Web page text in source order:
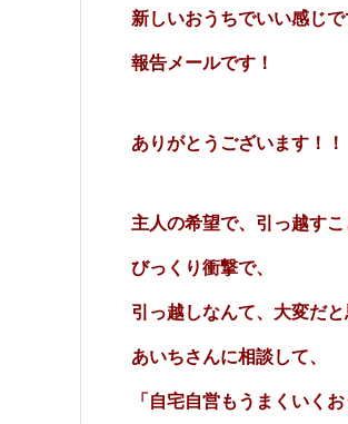
新しいおうちでいい感じ
報告メールです！
ありがとうございます！！
主人の希望で、引っ越すこ
びっくり衝撃で、
引っ越しなんて、大変だと
あいちさんに相談して、
「自宅自営もうまくいく